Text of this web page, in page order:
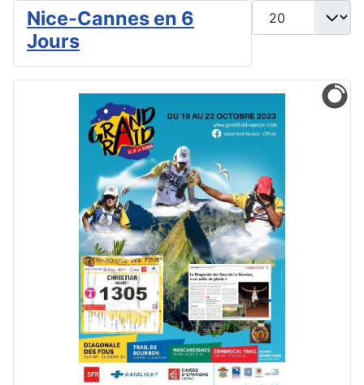
Afficher #
Nice-Cannes en 6
Jours